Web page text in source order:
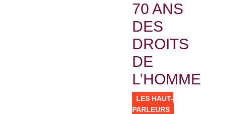
70 ANS
DES
DROITS
DE
L’HOMME
LES HAUT-
PARLEURS